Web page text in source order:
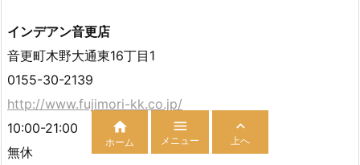
インデアン音更店
音更町木野大通東16丁目1
0155-30-2139
http://www.fujimori-kk.co.jp/
10:00-21:00
無休

ホーム

メニュー

上へ